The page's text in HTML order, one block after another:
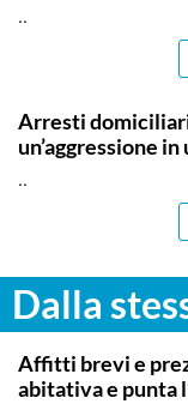
..
Arresti
un’aggressione
..
Dalla
SIRACUSA
Affitti brevi e
abitativa e punta